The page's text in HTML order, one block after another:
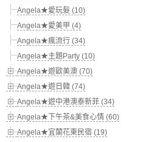
Angela★愛玩髮 (10)
Angela★愛美甲 (4)
Angela★瘋流行 (34)
Angela★主題Party (10)
Angela★遊歐美澳 (70)
Angela★遊日韓 (74)
Angela★遊中港澳泰新菲 (34)
Angela★下午茶&美食心情 (60)
Angela★宜蘭花東民宿 (19)